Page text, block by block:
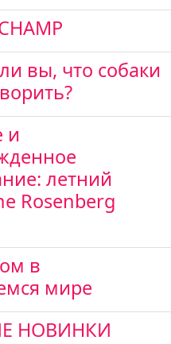
вы, что собаки
и
летний
Rosenberg
в
мире
НОВИНКИ